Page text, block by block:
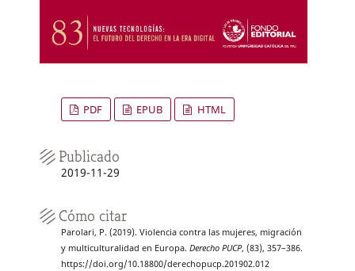
PDF EPUB HTML
Publicado
2019-11-29
Cómo citar
Parolari, P. (2019). Violencia contra las mujeres, migración
y multiculturalidad en Europa. Derecho PUCP, (83), 357–386.
https://doi.org/10.18800/derechopucp.201902.012